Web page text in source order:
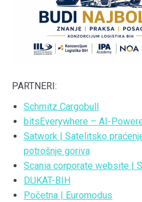
PARTNERI:
Schmitz Cargobull
bitsEverywhere – AI-
Satwork | Satelitsko
potrošnje goriva
Scania corporate website |
DUKAT-BIH
Početna | Euromodus